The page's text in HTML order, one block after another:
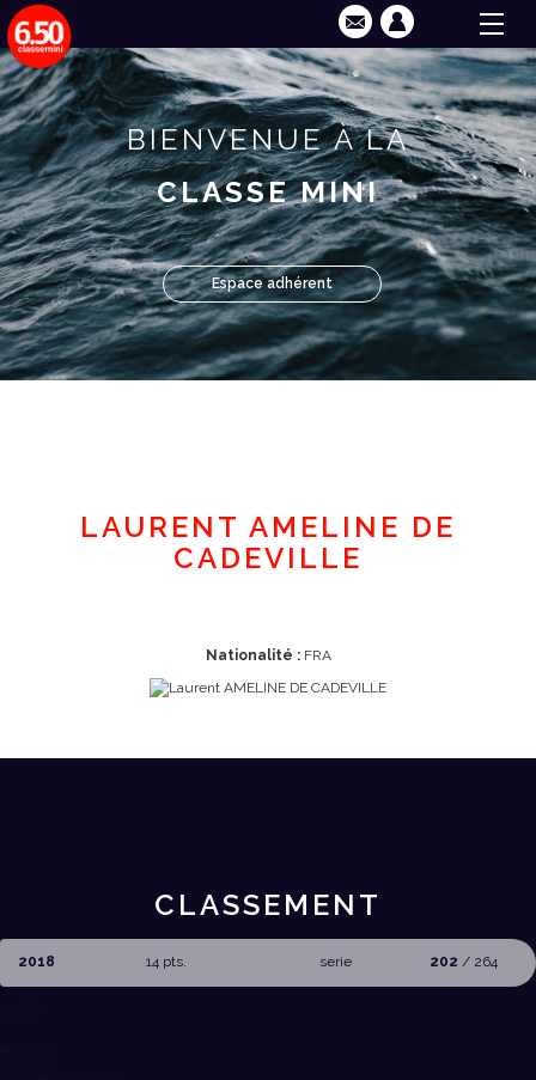
BIENVENUE À LA
CLASSE MINI
Espace adhérent
LAURENT AMELINE DE
CADEVILLE
Nationalité :FRA
CLASSEMENT
2018 14 pts. serie 202 / 264